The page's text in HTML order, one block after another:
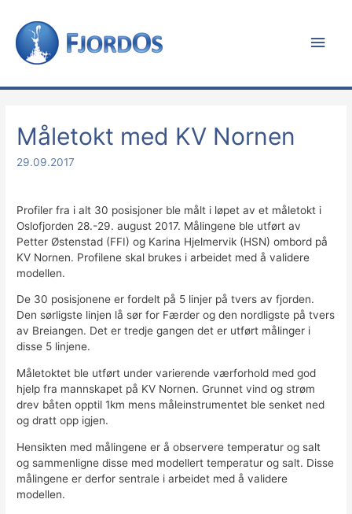
Måletokt med KV Nornen
29.09.2017
Profiler fra i alt 30 posisjoner ble målt i løpet av et måletokt i
Oslofjorden 28.-29. august 2017. Målingene ble utført av
Petter Østenstad (FFI) og Karina Hjelmervik (HSN) ombord på
KV Nornen. Profilene skal brukes i arbeidet med å validere
modellen.
De 30 posisjonene er fordelt på 5 linjer på tvers av fjorden.
Den sørligste linjen lå sør for Færder og den nordligste på tvers
av Breiangen. Det er tredje gangen det er utført målinger i
disse 5 linjene.
Måletoktet ble utført under varierende værforhold med god
hjelp fra mannskapet på KV Nornen. Grunnet vind og strøm
drev båten opptil 1km mens måleinstrumentet ble senket ned
og dratt opp igjen.
Hensikten med målingene er å observere temperatur og salt
og sammenligne disse med modellert temperatur og salt. Disse
målingene er derfor sentrale i arbeidet med å validere
modellen.